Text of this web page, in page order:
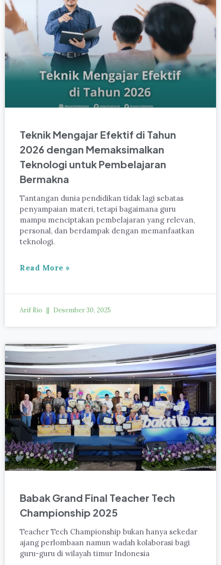
Teknik Mengajar Efektif di Tahun
2026 dengan Memaksimalkan
Teknologi untuk Pembelajaran
Bermakna
Tantangan dunia pendidikan tidak lagi sebatas
penyampaian materi, tetapi bagaimana guru
mampu menciptakan pembelajaran yang relevan,
personal, dan berdampak dengan memanfaatkan
teknologi.
Read More »
Arif Rio Desember 30, 2025
Babak Grand Final Teacher Tech
Championship 2025
Teacher Tech Championship bukan hanya sekedar
ajang perlombaan namun wadah kolaborasi bagi
guru-guru di wilayah timur Indonesia